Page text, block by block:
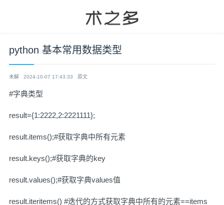
python 基本常用数据类型
未解 2024-10-07 17:43:33 原文
#字典类型
result={1:2222,2:2221111};
result.items();#获取字典中所有元素
result.keys();#获取字典的key
result.values();#获取字典values值
result.iteritems() #迭代的方式获取字典中所有的元素==items